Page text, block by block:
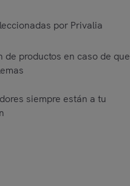
por Privalia
de productos en caso de que
siempre están a tu